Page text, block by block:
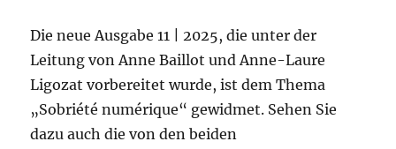
Die neue Ausgabe 11 | 2025, die unter der
Leitung von Anne Baillot und Anne-Laure
Ligozat vorbereitet wurde, ist dem Thema
„Sobriété numérique“ gewidmet. Sehen Sie
dazu auch die von den beiden